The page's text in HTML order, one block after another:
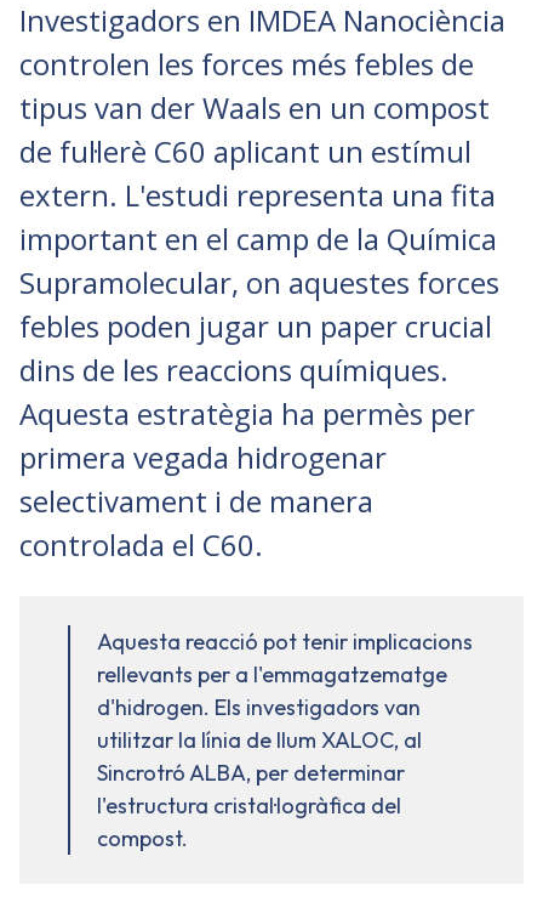
Investigadors en IMDEA Nanociència
controlen les forces més febles de
tipus van der Waals en un compost
de ful·lerè C60 aplicant un estímul
extern. L'estudi representa una fita
important en el camp de la Química
Supramolecular, on aquestes forces
febles poden jugar un paper crucial
dins de les reaccions químiques.
Aquesta estratègia ha permès per
primera vegada hidrogenar
selectivament i de manera
controlada el C60.
Aquesta reacció pot tenir implicacions
rellevants per a l'emmagatzematge
d'hidrogen. Els investigadors van
utilitzar la línia de llum XALOC, al
Sincrotró ALBA, per determinar
l'estructura cristal·logràfica del
compost.